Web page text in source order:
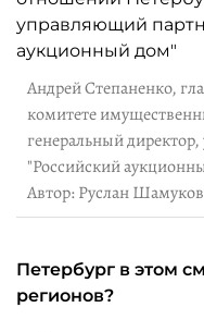
Андрей Степаненко,
комитете
генеральный
"Российский
Автор: Руслан Шамуков
Петербург в этом
регионов?